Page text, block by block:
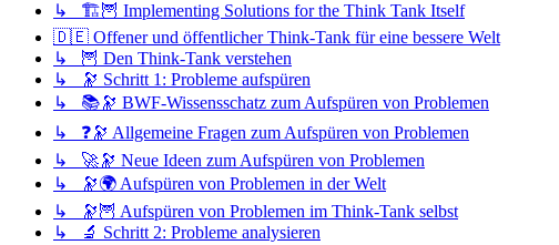
↳ 🏗️🦉 Implementing Solutions for the Think Tank Itself
🇩🇪 Offener und öffentlicher Think-Tank für eine bessere Welt
↳ 🦉 Den Think-Tank verstehen
↳ 🔭 Schritt 1: Probleme aufspüren
↳ 📚🔭 BWF-Wissensschatz zum Aufspüren von Problemen
↳ ❓🔭 Allgemeine Fragen zum Aufspüren von Problemen
↳ 🚀🔭 Neue Ideen zum Aufspüren von Problemen
↳ 🔭🌍 Aufspüren von Problemen in der Welt
↳ 🔭🦉 Aufspüren von Problemen im Think-Tank selbst
↳ 🔬 Schritt 2: Probleme analysieren